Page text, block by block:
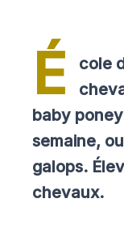
É
cole
baby
semaine,
galops.
chevaux.